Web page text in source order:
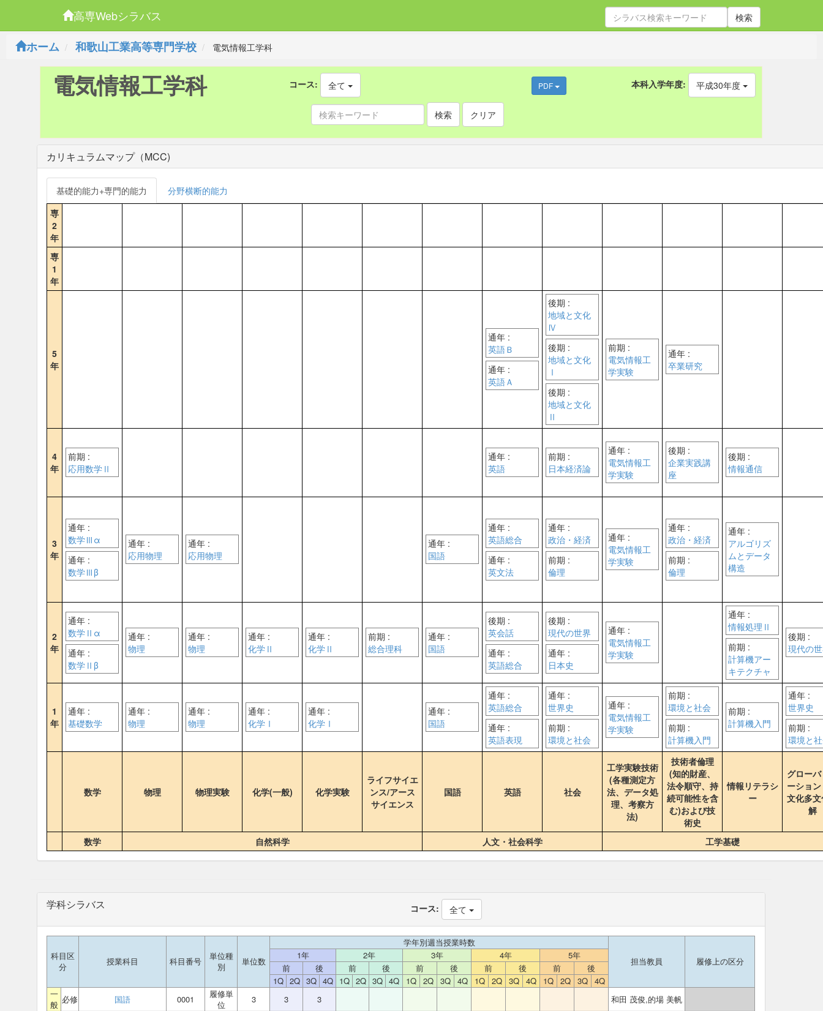
高専Webシラバス 検索
ホーム 和歌山工業高等専門学校 電気情報工学科
電気情報工学科 コース: 全て
検索 クリア
PDF 本科入学年度: 平成30年度
カリキュラムマップ（MCC)
基礎的能力+専門的能力
分野横断的能力
専
2
年
専
1
年
5
年
通年 :
英語Ｂ
通年 :
英語Ａ
後期 :
地域と文化
Ⅳ
後期 :
地域と文化
Ⅰ
後期 :
地域と文化
Ⅱ
前期 :
電気情報工
学実験
通年 :
卒業研究
4
年
前期 :
応用数学Ⅱ
通年 :
英語
前期 :
日本経済論
通年 :
電気情報工
学実験
後期 :
企業実践講
座
後期 :
情報通信
3
年
通年 :
数学Ⅲα
通年 :
数学Ⅲβ
通年 :
応用物理
通年 :
応用物理
通年 :
国語
通年 :
英語総合
通年 :
英文法
通年 :
政治・経済
前期 :
倫理
通年 :
電気情報工
学実験
通年 :
政治・経済
前期 :
倫理
通年 :
アルゴリズ
ムとデータ
構造
2
年
通年 :
数学Ⅱα
通年 :
数学Ⅱβ
通年 :
物理
通年 :
物理
通年 :
化学Ⅱ
通年 :
化学Ⅱ
前期 :
総合理科
通年 :
国語
後期 :
英会話
通年 :
英語総合
後期 :
現代の世界
通年 :
日本史
通年 :
電気情報工
学実験
通年 :
情報処理Ⅱ
前期 :
計算機アー
キテクチャ
後期 :
現代の
1
年
通年 :
基礎数学
通年 :
物理
通年 :
物理
通年 :
化学Ⅰ
通年 :
化学Ⅰ
通年 :
国語
通年 :
英語総合
通年 :
英語表現
通年 :
世界史
前期 :
環境と社会
通年 :
電気情報工
学実験
前期 :
環境と社会
前期 :
計算機入門
前期 :
計算機入門
通年 :
世界史
前期 :
環境と
数学 物理 物理実験 化学(一般) 化学実験
ライフサイエ
ンス/アース
サイエンス
国語 英語 社会
工学実験技術
(各種測定方
法、データ処
理、考察方
法)
技術者倫理
(知的財産、
法令順守、持
続可能性を含
む)および技
術史
情報リテラシ
ー
グロー
ーショ
文化多
解
数学 自然科学 人文・社会科学 工学基礎
学科シラバス コース: 全て
科目区
分
授業科目 科目番号
単位種
別
単位数
学年別週当授業時数
担当教員
履修上の区分
1年 2年 3年 4年
5年
前
後 前 後 前 後 前 後 前
後
1Q 2Q 3Q 4Q 1Q 2Q 3Q 4Q 1Q 2Q 3Q 4Q 1Q 2Q 3Q 4Q 1Q 2Q 3Q 4Q
一
般 必修 国語 0001
履修単
位
3 3 3
和田 茂俊,的場 美帆